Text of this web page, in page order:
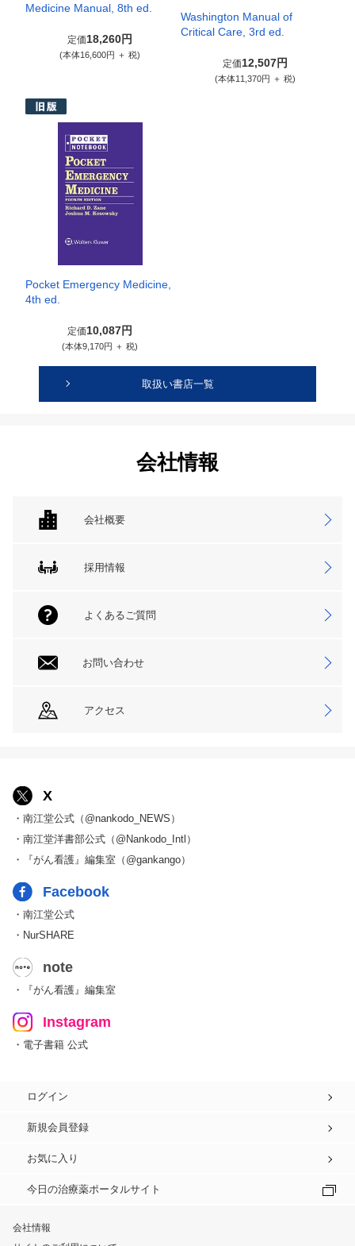
Medicine Manual, 8th ed.
定価18,260円
(本体16,600円 ＋ 税)
Washington Manual of
Critical Care, 3rd ed.
定価12,507円
(本体11,370円 ＋ 税)
Pocket Emergency Medicine,
4th ed.
定価10,087円
(本体9,170円 ＋ 税)
取扱い書店一覧
会社情報
会社概要
採用情報
よくあるご質問
お問い合わせ
アクセス
X
・南江堂公式（@nankodo_NEWS）
・南江堂洋書部公式（@Nankodo_Intl）
・『がん看護』編集室（@gankango）
Facebook
・南江堂公式
・NurSHARE
note
・『がん看護』編集室
Instagram
・電子書籍 公式
ログイン
新規会員登録
お気に入り
今日の治療薬ポータルサイト
会社情報